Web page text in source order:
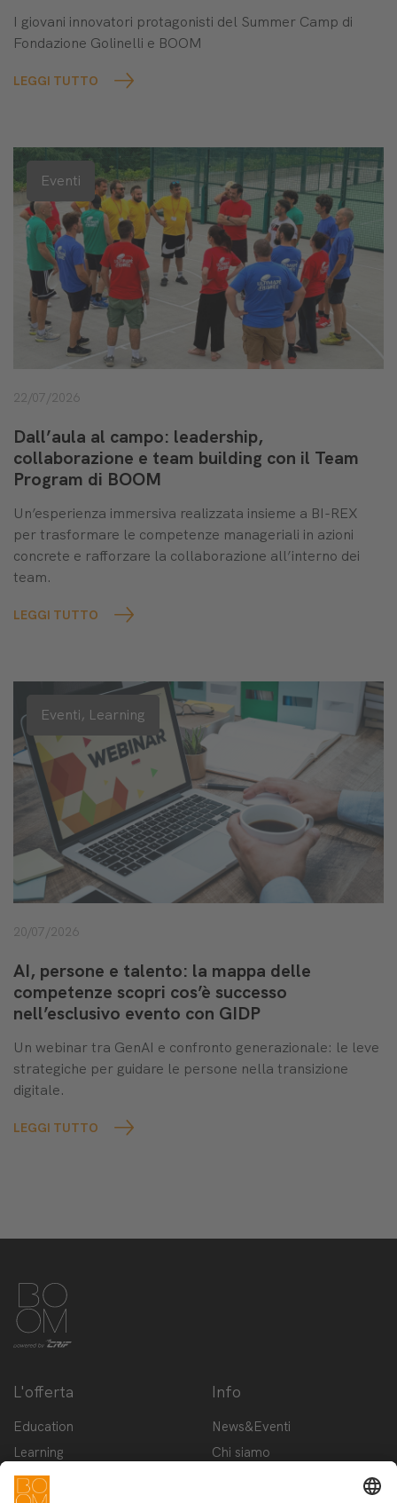
I giovani innovatori protagonisti del Summer Camp di
Fondazione Golinelli e BOOM
LEGGI TUTTO
Eventi
22/07/2026
Dall’aula al campo: leadership,
collaborazione e team building con il Team
Program di BOOM
Un’esperienza immersiva realizzata insieme a BI-REX
per trasformare le competenze manageriali in azioni
concrete e rafforzare la collaborazione all’interno dei
team.
LEGGI TUTTO
Eventi, Learning
20/07/2026
AI, persone e talento: la mappa delle
competenze scopri cos’è successo
nell’esclusivo evento con GIDP
Un webinar tra GenAI e confronto generazionale: le leve
strategiche per guidare le persone nella transizione
digitale.
LEGGI TUTTO
L'offerta
Education
Learning
Innovation
Info
News&Eventi
Chi siamo